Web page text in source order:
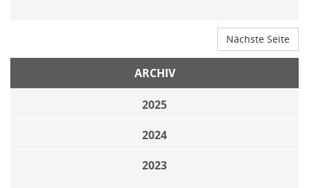
Nächste Seite
ARCHIV
2025
2024
2023